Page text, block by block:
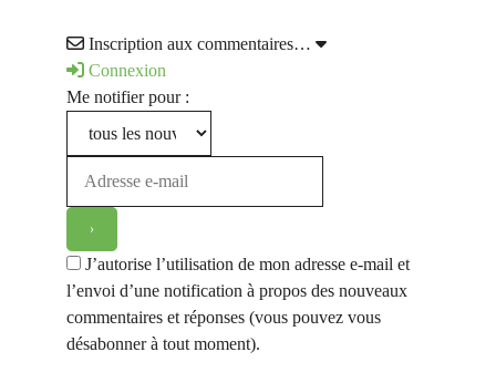
Inscription aux commentaires…
Connexion
Me notifier pour :
J’autorise l’utilisation de mon adresse e-mail et
l’envoi d’une notification à propos des nouveaux
commentaires et réponses (vous pouvez vous
désabonner à tout moment).